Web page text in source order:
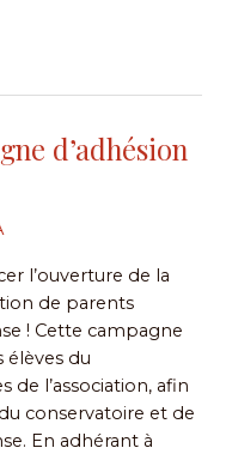
d’adhésion
l’ouverture de la
de parents
! Cette campagne
élèves du
l’association, afin
conservatoire et de
En adhérant à